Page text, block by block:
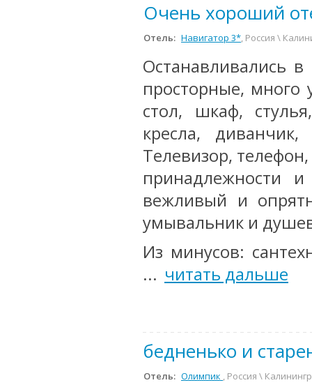
Очень хороший
Отель: Навигатор 3*, Россия \
Останавливались
просторные, много
стол, шкаф,
кресла,
Телевизор,
принадлежности
вежливый и
умывальник и
Из минусов:
... читать дальше
бедненько и
Отель: Олимпик , Россия \